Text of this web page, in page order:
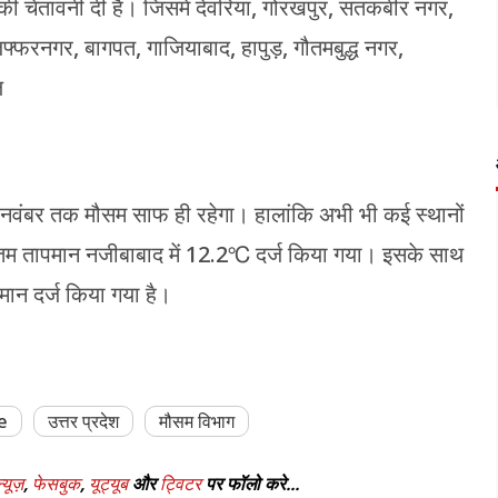
चेतावनी दी है। जिसमें देवरिया, गोरखपुर, संतकबीर नगर,
बागपत, गाजियाबाद, हापुड़, गौतमबुद्ध नगर,
तक मौसम साफ ही रहेगा। हालांकि अभी भी कई स्थानों
तापमान नजीबाबाद में 12.2℃ दर्ज किया गया। इसके साथ
दर्ज किया गया है।
उत्तर प्रदेश मौसम विभाग
, फेसबुक, यूट्यूबऔरट्विटरपर फॉलो करे...